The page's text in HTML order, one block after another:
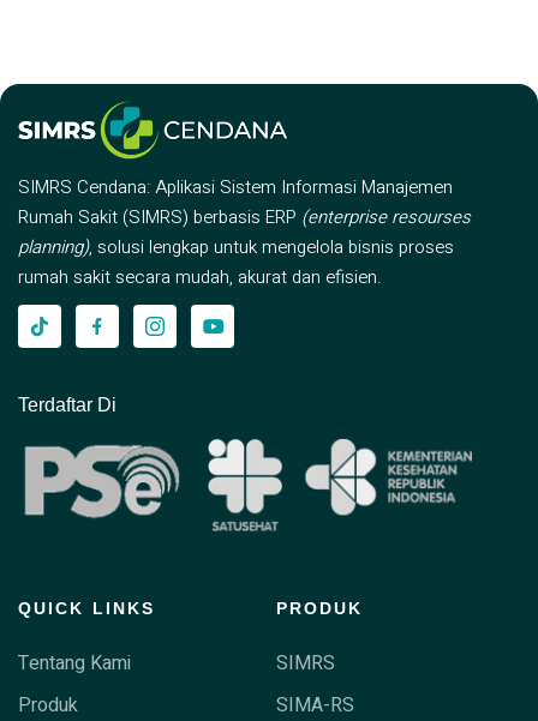
SIMRS Cendana: Aplikasi Sistem Informasi Manajemen
Rumah Sakit (SIMRS) berbasis ERP (enterprise resourses
planning), solusi lengkap untuk mengelola bisnis proses
rumah sakit secara mudah, akurat dan efisien.
Terdaftar Di
QUICK LINKS
Tentang Kami
Produk
PRODUK
SIMRS
SIMA-RS